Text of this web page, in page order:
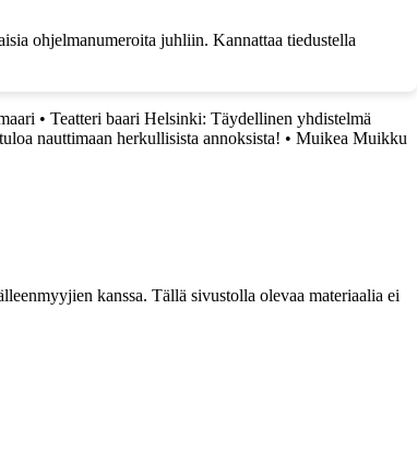
ohjelmanumeroita juhliin. Kannattaa tiedustella
• Teatteri baari Helsinki: Täydellinen yhdistelmä
nauttimaan herkullisista annoksista! • Muikea Muikku
kanssa. Tällä sivustolla olevaa materiaalia ei